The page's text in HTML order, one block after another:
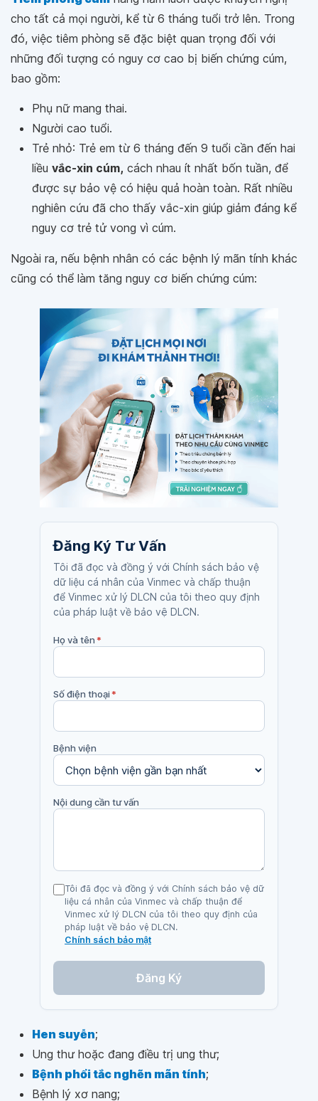
cho tất cả mọi người, kể từ 6 tháng tuổi trở lên. Trong
đó, việc tiêm phòng sẽ đặc biệt quan trọng đối với
những đối tượng có nguy cơ cao bị biến chứng cúm,
bao gồm:
Phụ nữ mang thai.
Người cao tuổi.
Trẻ nhỏ: Trẻ em từ 6 tháng đến 9 tuổi cần đến hai
liều vắc-xin cúm, cách nhau ít nhất bốn tuần, để
được sự bảo vệ có hiệu quả hoàn toàn. Rất nhiều
nghiên cứu đã cho thấy vắc-xin giúp giảm đáng kể
nguy cơ trẻ tử vong vì cúm.
Ngoài ra, nếu bệnh nhân có các bệnh lý mãn tính khác
cũng có thể làm tăng nguy cơ biến chứng cúm:
Đăng Ký Tư Vấn
Tôi đã đọc và đồng ý với Chính sách bảo vệ
dữ liệu cá nhân của Vinmec và chấp thuận
để Vinmec xử lý DLCN của tôi theo quy định
của pháp luật về bảo vệ DLCN.
Họ và tên*
Số điện thoại*
Bệnh viện
Nội dung cần tư vấn
Tôi đã đọc và đồng ý với Chính sách bảo vệ dữ
liệu cá nhân của Vinmec và chấp thuận để
Vinmec xử lý DLCN của tôi theo quy định của
pháp luật về bảo vệ DLCN.
Chính sách bảo mật
Đăng Ký
Hen suyễn;
Ung thư hoặc đang điều trị ung thư;
Bệnh phổi tắc nghẽn mãn tính;
Bệnh lý xơ nang;